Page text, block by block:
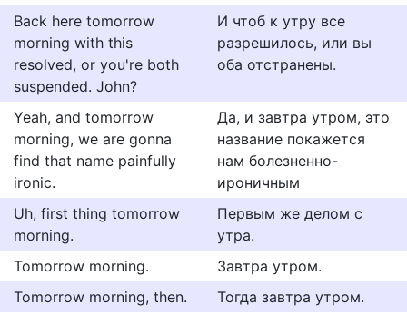
Back here tomorrow
morning with this
resolved, or you're both
suspended. John?
И чтоб к утру все
разрешилось, или вы
оба отстранены.
Yeah, and tomorrow
morning, we are gonna
find that name painfully
ironic.
Да, и завтра утром, это
название покажется
нам болезненно-
ироничным
Uh, first thing tomorrow
morning.
Первым же делом с
утра.
Tomorrow morning.
Завтра утром.
Tomorrow morning, then.
Тогда завтра утром.